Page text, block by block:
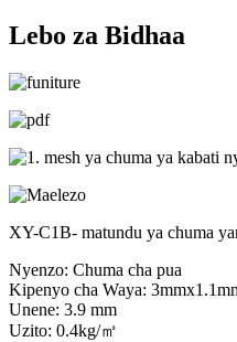
Lebo za Bidhaa
XY-C1B- matundu ya chuma
Nyenzo: Chuma cha pua
Kipenyo cha Waya:
Unene: 3.9 mm
Uzito: 0.4kg/㎡